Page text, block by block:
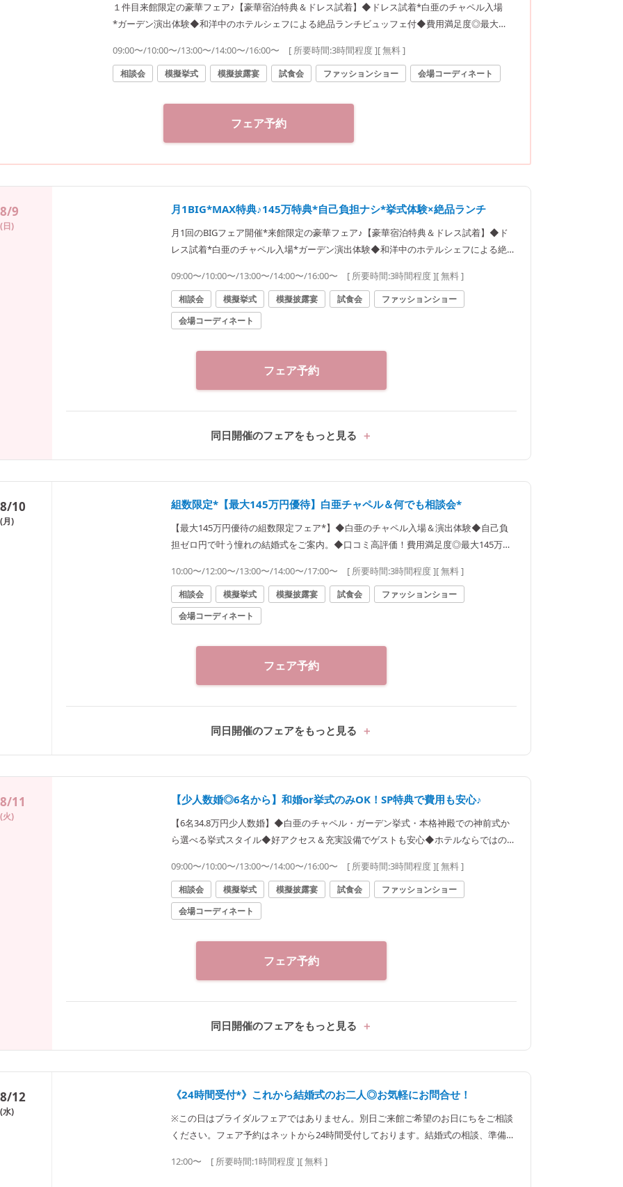
１件目来館限定の豪華フェア♪【豪華宿泊特典＆ドレス試着】◆ドレス試着*白亜のチャペル入場
*ガーデン演出体験◆和洋中のホテルシェフによる絶品ランチビュッフェ付◆費用満足度◎最大1
09:00〜/10:00〜/13:00〜/14:00〜/16:00〜 [ 所要時間:3時間程度][ 無料 ]
相談会 模擬挙式 模擬披露宴 試食会 ファッションショー 会場コーディネート
フェア予約
8/9
(日)
月1BIG*MAX特典♪145万特典*自己負担ナシ*挙式体験×絶品ランチ
月1回のBIGフェア開催*来館限定の豪華フェア♪【豪華宿泊特典＆ドレス試着】◆ド
レス試着*白亜のチャペル入場*ガーデン演出体験◆和洋中のホテルシェフによる絶品
09:00〜/10:00〜/13:00〜/14:00〜/16:00〜 [ 所要時間:3時間程度][ 無料 ]
相談会 模擬挙式 模擬披露宴 試食会
ファッションショー
会場コーディネート
フェア予約
同日開催のフェアをもっと見る
8/10
(月)
組数限定*【最大145万円優待】白亜チャペル＆何でも相談会*
【最大145万円優待の組数限定フェア*】◆白亜のチャペル入場＆演出体験◆自己負
担ゼロ円で叶う憧れの結婚式をご案内。◆口コミ高評価！費用満足度◎最大145万円
10:00〜/12:00〜/13:00〜/14:00〜/17:00〜 [ 所要時間:3時間程度][ 無料 ]
相談会 模擬挙式 模擬披露宴 試食会
ファッションショー
会場コーディネート
フェア予約
同日開催のフェアをもっと見る
8/11
(火)
【少人数婚◎6名から】和婚or挙式のみOK！SP特典で費用も安心♪
【6名34.8万円少人数婚】◆白亜のチャペル・ガーデン挙式・本格神殿での神前式か
ら選べる挙式スタイル◆好アクセス＆充実設備でゲストも安心◆ホテルならではの和
09:00〜/10:00〜/13:00〜/14:00〜/16:00〜 [ 所要時間:3時間程度][ 無料 ]
相談会 模擬挙式 模擬披露宴 試食会
ファッションショー
会場コーディネート
フェア予約
同日開催のフェアをもっと見る
8/12
(水)
《24時間受付*》これから結婚式のお二人◎お気軽にお問合せ！
※この日はブライダルフェアではありません。別日ご来館ご希望のお日にちをご相談
ください。フェア予約はネットから24時間受付しております。結婚式の相談、準備、
12:00〜 [ 所要時間:1時間程度][ 無料 ]